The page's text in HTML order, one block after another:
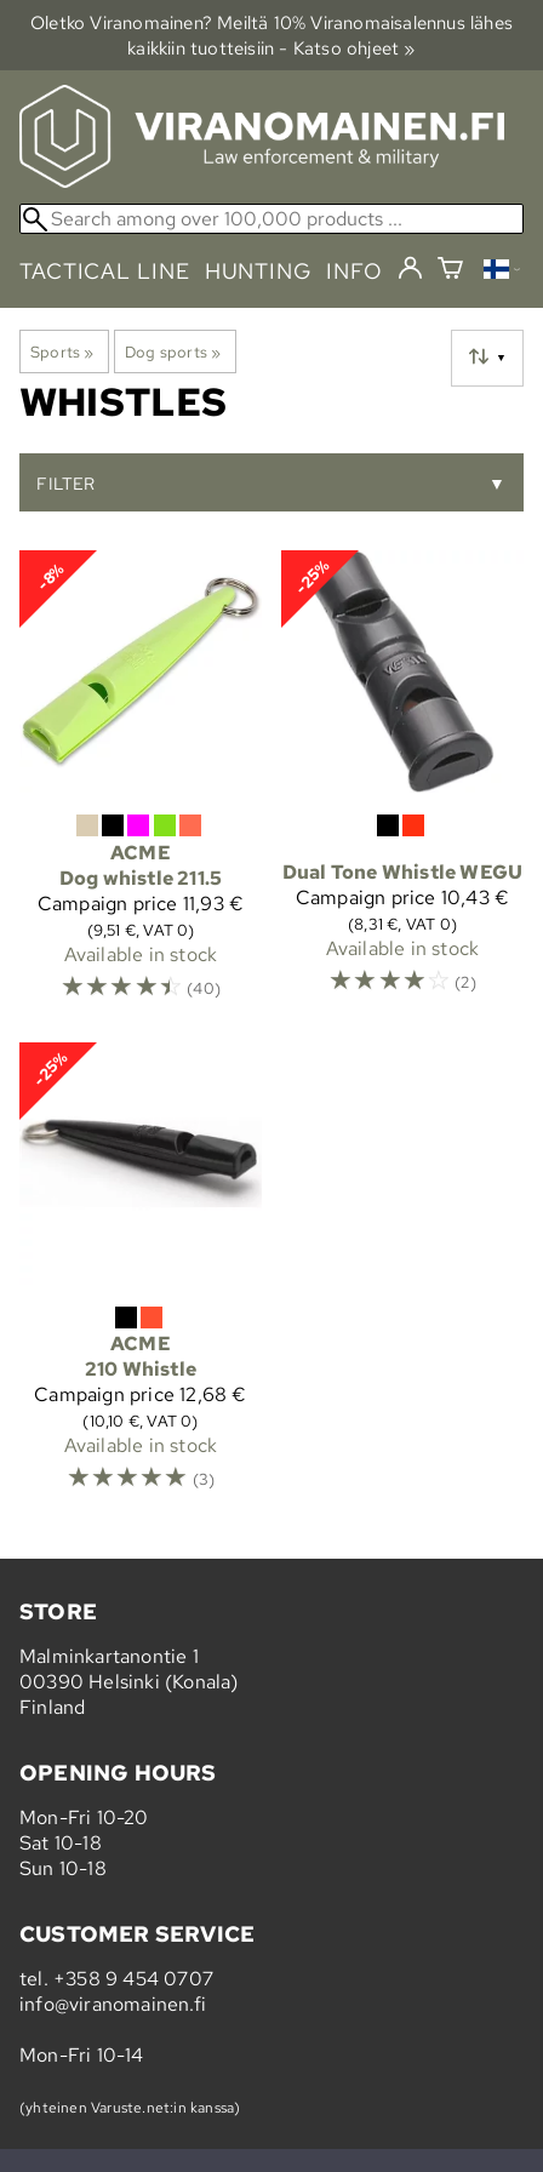
Oletko Viranomainen? Meiltä 10% Viranomais­alennus lähes
kaikkiin tuotteisiin - Katso ohjeet »
TACTICAL LINE HUNTING INFO
Sports ‪» Dog sports ‪» ▼
WHISTLES
FILTER ▼
-8%
ACME
Dog whistle 211.5
Campaign price 11,93 €
(9,51 €, VAT 0)
Available in stock
☆☆☆☆☆ (40)
-25%
Dual Tone Whistle WEGU
Campaign price 10,43 €
(8,31 €, VAT 0)
Available in stock
☆☆☆☆☆ (2)
-25%
ACME
210 Whistle
Campaign price 12,68 €
(10,10 €, VAT 0)
Available in stock
☆☆☆☆☆ (3)
STORE
Malminkartanontie 1
00390 Helsinki (Konala)
Finland
OPENING HOURS
Mon-Fri 10-20
Sat 10-18
Sun 10-18
CUSTOMER SERVICE
tel. +358 9 454 0707
info@viranomainen.fi
Mon-Fri 10-14
(yhteinen Varuste.net:in kanssa)